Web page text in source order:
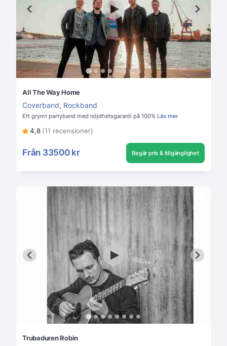
All The Way Home
Coverband, Rockband
Ett grymt partyband med nöjdhetsgaranti på 100% Läs mer
4,8 (11 recensioner)
Från 33500 kr Begär pris & tillgänglighet
Trubaduren Robin